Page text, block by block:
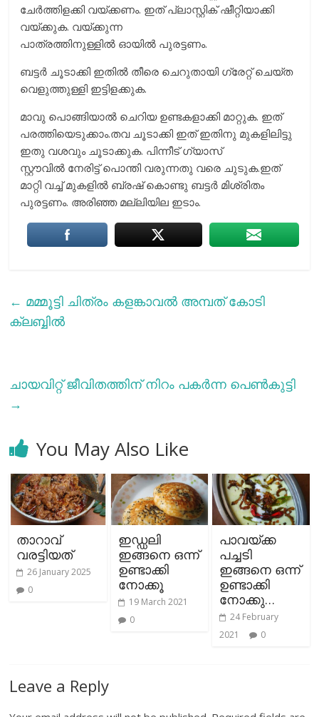
ചേര്‍ത്തിളക്കി വയ്ക്കണം. ഇത് പ്ലാസ്റ്റിക് ഷീറ്റിയാക്കി
വയ്ക്കുക. വയ്ക്കുന്ന
പാത്രത്തിനുള്ളില്‍ ഓയില്‍ പുരട്ടണം.
ബട്ടര്‍ ചൂടാക്കി ഇതില്‍ തീരെ ചെറുതായി ഗ്രേറ്റ് ചെയ്ത
വെളുത്തുള്ളി ഇട്ടിളക്കുക.
മാവു പൊങ്ങിയാല്‍ ചെറിയ ഉണ്ടകളാക്കി മാറ്റുക. ഇത്
പരത്തിയെടുക്കാം.തവ ചൂടാക്കി ഇത് ഇതിനു മുകളിലിട്ടു
ഇതു വശവും ചൂടാക്കുക. പിന്നീട് ഗ്യാസ്
സ്റ്റൗവില്‍ നേരിട്ട് പൊന്തി വരുന്നതു വരെ ചുടുക.ഇത്
മാറ്റി വച്ച് മുകളില്‍ ബ്രഷ് കൊണ്ടു ബട്ടര്‍ മിശ്രിതം
പുരട്ടണം. അരിഞ്ഞ മല്ലിയില ഇടാം.
← മമ്മൂട്ടി ചിത്രം കളങ്കാവല്‍ അമ്പത് കോടി
ക്ലബ്ബില്‍
ചായവിറ്റ് ജീവിതത്തിന് നിറം പകര്‍ന്ന പെണ്‍കുട്ടി
→
You May Also Like
താറാവ്
വരട്ടിയത്
26 January 2025
0
ഇഡ്ഡലി
ഇങ്ങനെ ഒന്ന്
ഉണ്ടാക്കി
നോക്കൂ
19 March 2021
0
പാവയ്ക്ക
പച്ചടി
ഇങ്ങനെ ഒന്ന്
ഉണ്ടാക്കി
നോക്കു…
24 February
2021
0
Leave a Reply